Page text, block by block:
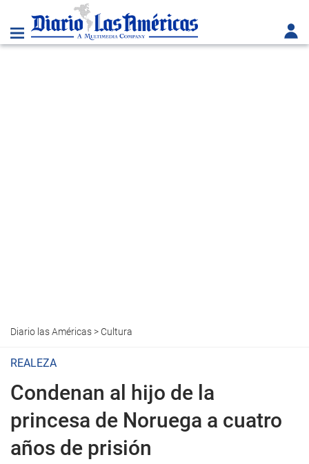
Diario las Américas> Cultura
REALEZA
Condenan al hijo de la
princesa de Noruega a cuatro
años de prisión